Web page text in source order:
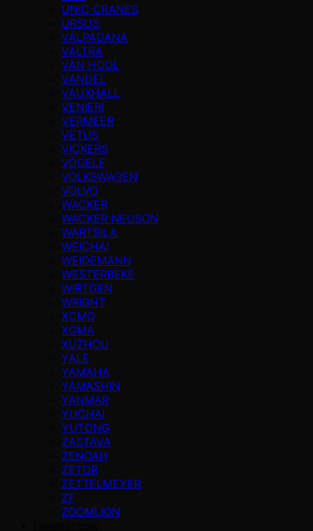
UNIC CRANES
URSUS
VALPADANA
VALTRA
VAN HOOL
VANDEL
VAUXHALL
VENIERI
VERMEER
VETUS
VICKERS
VÖGELE
VOLKSWAGEN
VOLVO
WACKER
WACKER NEUSON
WARTSILA
WEICHAI
WEIDEMANN
WESTERBEKE
WIRTGEN
WRIGHT
XCMG
XGMA
XUZHOU
YALE
YAMAHA
YAMASHIN
YANMAR
YUCHAI
YUTONG
ZASTAVA
ZENOAH
ZETOR
ZETTELMEYER
ZF
ZOOMLION